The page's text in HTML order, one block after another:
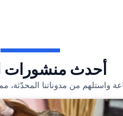
أحدث منشورات
واستلهم من مدوناتنا المحدّثة،